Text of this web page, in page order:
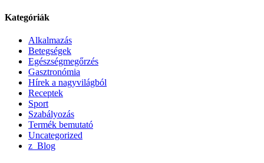
Kategóriák
Alkalmazás
Betegségek
Egészségmegőrzés
Gasztronómia
Hírek a nagyvilágból
Receptek
Sport
Szabályozás
Termék bemutató
Uncategorized
z_Blog